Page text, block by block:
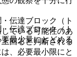
伝達ブロック（ト
ている可能性のあ
回ると判断される
、必要最小限にと
伝達ブロック（ト
最少量にとどめる